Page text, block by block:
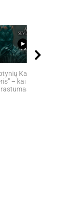
12:32
Karalysčių
– kai
nugali